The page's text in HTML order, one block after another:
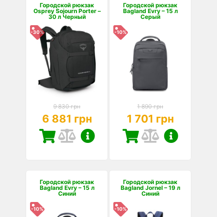
Городской рюкзак
Osprey Sojourn Porter –
30 л Черный
-30%
9 830 грн
6 881 грн
Городской рюкзак
Bagland Evry – 15 л
Серый
-10%
1 890 грн
1 701 грн
Городской рюкзак
Bagland Evry – 15 л
Синий
-10%
Городской рюкзак
Bagland Jornel – 19 л
Синий
-10%